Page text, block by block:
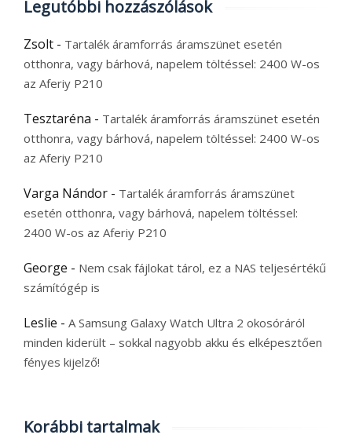
Legutóbbi hozzászólások
Zsolt - Tartalék áramforrás áramszünet esetén
otthonra, vagy bárhová, napelem töltéssel: 2400 W-os
az Aferiy P210
Tesztaréna - Tartalék áramforrás áramszünet esetén
otthonra, vagy bárhová, napelem töltéssel: 2400 W-os
az Aferiy P210
Varga Nándor - Tartalék áramforrás áramszünet
esetén otthonra, vagy bárhová, napelem töltéssel:
2400 W-os az Aferiy P210
George - Nem csak fájlokat tárol, ez a NAS teljesértékű
számítógép is
Leslie - A Samsung Galaxy Watch Ultra 2 okosóráról
minden kiderült – sokkal nagyobb akku és elképesztően
fényes kijelző!
Korábbi tartalmak